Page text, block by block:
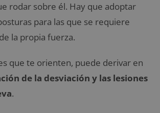
rodar sobre él. Hay que adoptar
para las que se requiere
la propia fuerza.
que te orienten, puede derivar en
de la desviación y las lesiones
.